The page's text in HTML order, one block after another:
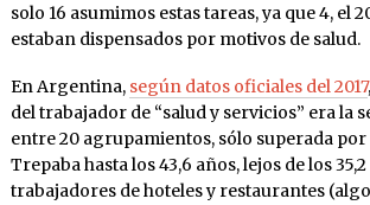
solo 16 asumimos estas tareas, ya que 4, el
estaban dispensados por motivos de salud.
En Argentina, según datos oficiales del 2017
del trabajador de “salud y servicios” era la
entre 20 agrupamientos, sólo superada
Trepaba hasta los 43,6 años, lejos de los
trabajadores de hoteles y restaurantes